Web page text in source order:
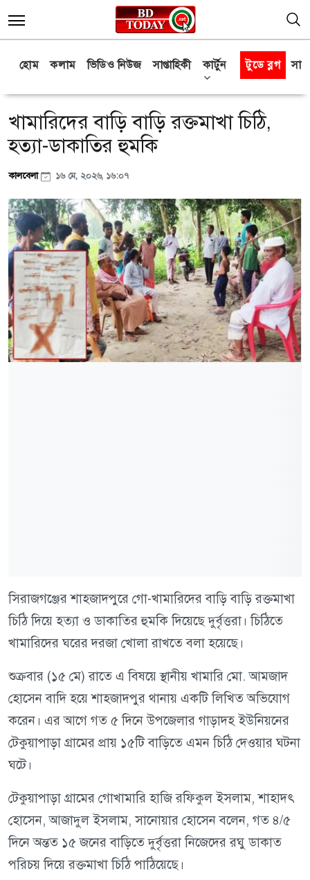
হোম কলাম ভিডিও নিউজ সাপ্তাহিকী কার্টুন টুডে ব্লগ
খামারিদের বাড়ি বাড়ি রক্তমাখা চিঠি,
হত্যা-ডাকাতির হুমকি
কালবেলা ১৬ মে, ২০২৬, ১৬:০৭
সিরাজগঞ্জের শাহজাদপুরে গো-খামারিদের বাড়ি বাড়ি রক্তমাখা
চিঠি দিয়ে হত্যা ও ডাকাতির হুমকি দিয়েছে দুর্বৃত্তরা। চিঠিতে
খামারিদের ঘরের দরজা খোলা রাখতে বলা হয়েছে।
শুক্রবার (১৫ মে) রাতে এ বিষয়ে স্থানীয় খামারি মো. আমজাদ
হোসেন বাদি হয়ে শাহজাদপুর থানায় একটি লিখিত অভিযোগ
করেন। এর আগে গত ৫ দিনে উপজেলার গাড়াদহ ইউনিয়নের
টেকুয়াপাড়া গ্রামের প্রায় ১৫টি বাড়িতে এমন চিঠি দেওয়ার ঘটনা
ঘটে।
টেকুয়াপাড়া গ্রামের গোখামারি হাজি রফিকুল ইসলাম, শাহাদৎ
হোসেন, আজাদুল ইসলাম, সানোয়ার হোসেন বলেন, গত ৪/৫
দিনে অন্তত ১৫ জনের বাড়িতে দুর্বৃত্তরা নিজেদের রঘু ডাকাত
পরিচয় দিয়ে রক্তমাখা চিঠি পাঠিয়েছে।